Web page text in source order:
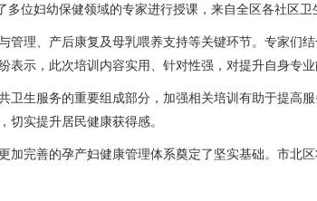
位妇幼保健领域的专家进行授课，来自全区各社区
理、产后康复及母乳喂养支持等关键环节。专家们
示，此次培训内容实用、针对性强，对提升自身专业
生服务的重要组成部分，加强相关培训有助于提高
实提升居民健康获得感。
完善的孕产妇健康管理体系奠定了坚实基础。市北